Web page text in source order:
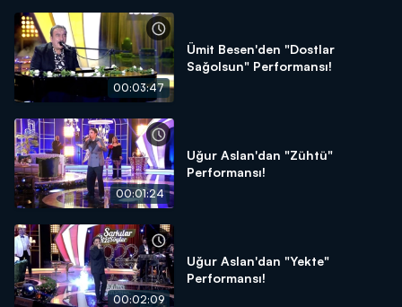
00:03:47
Ümit Besen'den "Dostlar
Sağolsun" Performansı!
00:01:24
Uğur Aslan'dan "Zühtü"
Performansı!
00:02:09
Uğur Aslan'dan "Yekte"
Performansı!